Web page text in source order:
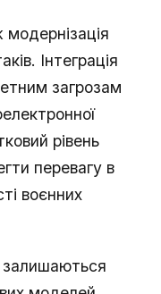
Інтеграція
загрозам
рівень
перевагу в
воєнних
залишаються